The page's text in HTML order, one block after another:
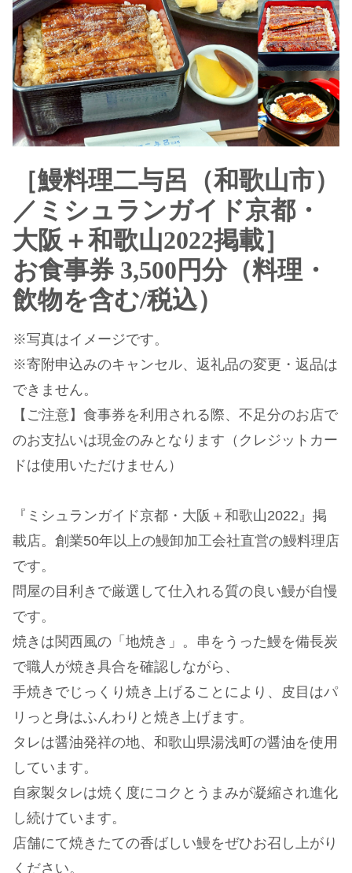
［鰻料理二与呂（和歌山市）
／ミシュランガイド京都・
大阪＋和歌山2022掲載］
お食事券 3,500円分（料理・
飲物を含む/税込）
※写真はイメージです。
※寄附申込みのキャンセル、返礼品の変更・返品は
できません。
【ご注意】食事券を利用される際、不足分のお店で
のお支払いは現金のみとなります（クレジットカー
ドは使用いただけません）
『ミシュランガイド京都・大阪＋和歌山2022』掲
載店。創業50年以上の鰻卸加工会社直営の鰻料理店
です。
問屋の目利きで厳選して仕入れる質の良い鰻が自慢
です。
焼きは関西風の「地焼き」。串をうった鰻を備長炭
で職人が焼き具合を確認しながら、
手焼きでじっくり焼き上げることにより、皮目はパ
リっと身はふんわりと焼き上げます。
タレは醤油発祥の地、和歌山県湯浅町の醤油を使用
しています。
自家製タレは焼く度にコクとうまみが凝縮され進化
し続けています。
店舗にて焼きたての香ばしい鰻をぜひお召し上がり
ください。